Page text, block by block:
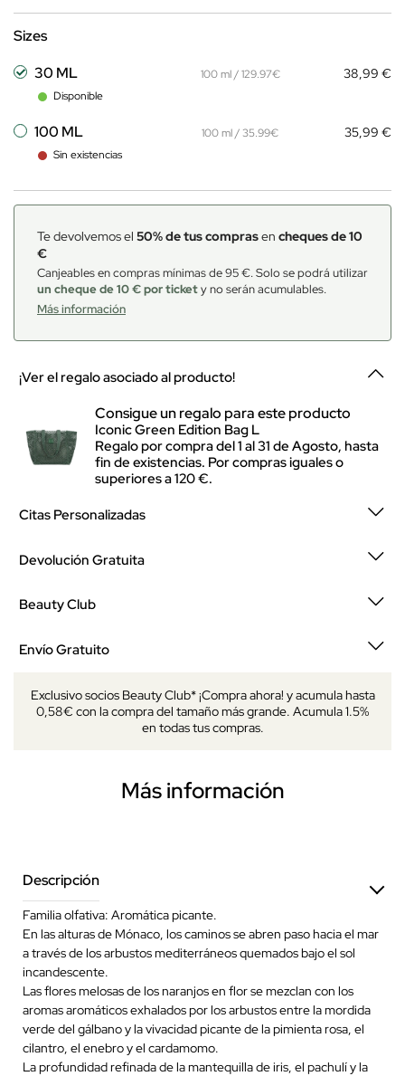
Sizes
30 ML
Disponible
100 ml / 129.97€ 38,99 €
100 ML
Sin existencias
100 ml / 35.99€ 35,99 €
Te devolvemos el 50% de tus comprasen cheques de 10
€
Canjeables en compras mínimas de 95 €. Solo se podrá utilizar
un cheque de 10 € por tickety no serán acumulables.
Más información
¡Ver el regalo asociado al producto!
Consigue un regalo para este producto
Iconic Green Edition Bag L
Regalo por compra del 1 al 31 de Agosto, hasta
fin de existencias. Por compras iguales o
superiores a 120 €.
Citas Personalizadas
Devolución Gratuita
Beauty Club
Envío Gratuito
Exclusivo socios Beauty Club* ¡Compra ahora! y acumula hasta
0,58€ con la compra del tamaño más grande. Acumula 1.5%
en todas tus compras.
Más información
Descripción
Familia olfativa: Aromática picante.
En las alturas de Mónaco, los caminos se abren paso hacia el mar
a través de los arbustos mediterráneos quemados bajo el sol
incandescente.
Las flores melosas de los naranjos en flor se mezclan con los
aromas aromáticos exhalados por los arbustos entre la mordida
verde del gálbano y la vivacidad picante de la pimienta rosa, el
cilantro, el enebro y el cardamomo.
La profundidad refinada de la mantequilla de iris, el pachulí y la